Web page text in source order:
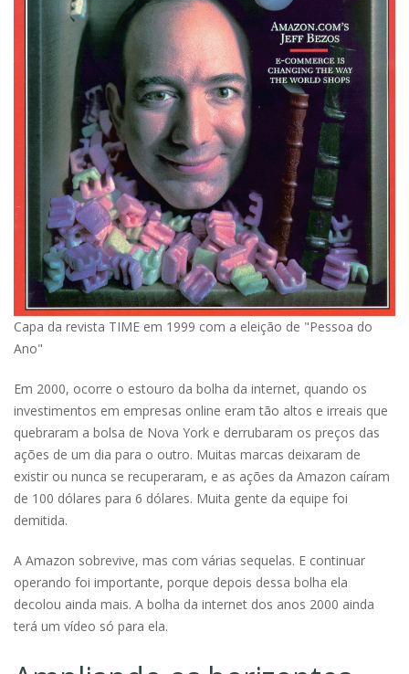
Capa da revista TIME em 1999 com a eleição de "Pessoa do
Ano"
Em 2000, ocorre o estouro da bolha da internet, quando os
investimentos em empresas online eram tão altos e irreais que
quebraram a bolsa de Nova York e derrubaram os preços das
ações de um dia para o outro. Muitas marcas deixaram de
existir ou nunca se recuperaram, e as ações da Amazon caíram
de 100 dólares para 6 dólares. Muita gente da equipe foi
demitida.
A Amazon sobrevive, mas com várias sequelas. E continuar
operando foi importante, porque depois dessa bolha ela
decolou ainda mais. A bolha da internet dos anos 2000 ainda
terá um vídeo só para ela.